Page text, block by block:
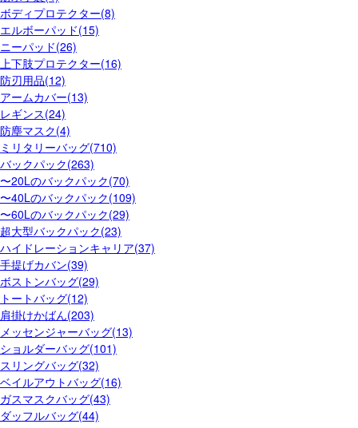
ボディプロテクター(8)
エルボーパッド(15)
ニーパッド(26)
上下肢プロテクター(16)
防刃用品(12)
アームカバー(13)
レギンス(24)
防塵マスク(4)
ミリタリーバッグ(710)
バックパック(263)
〜20Lのバックパック(70)
〜40Lのバックパック(109)
〜60Lのバックパック(29)
超大型バックパック(23)
ハイドレーションキャリア(37)
手提げカバン(39)
ボストンバッグ(29)
トートバッグ(12)
肩掛けかばん(203)
メッセンジャーバッグ(13)
ショルダーバッグ(101)
スリングバッグ(32)
ベイルアウトバッグ(16)
ガスマスクバッグ(43)
ダッフルバッグ(44)